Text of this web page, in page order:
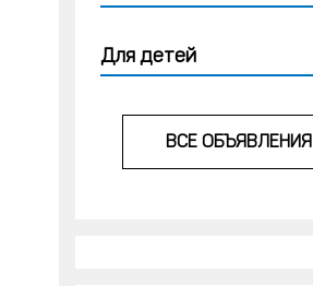
Для детей
ВСЕ ОБЪЯВЛЕНИЯ